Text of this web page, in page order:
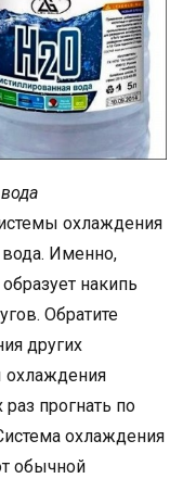
охлаждения
вода. Именно,
накипь
Обратите
других
охлаждения
прогнать по
охлаждения
обычной